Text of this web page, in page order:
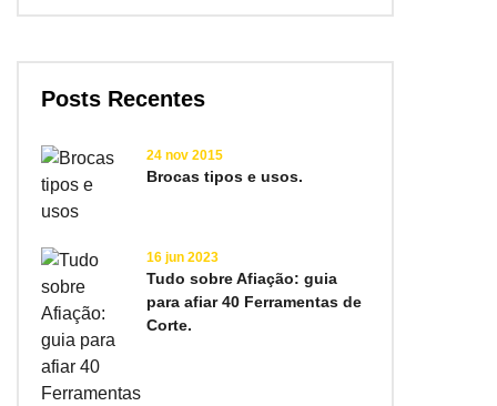
Posts Recentes
24 nov 2015
Brocas tipos e usos.
16 jun 2023
Tudo sobre Afiação: guia
para afiar 40 Ferramentas de
Corte.